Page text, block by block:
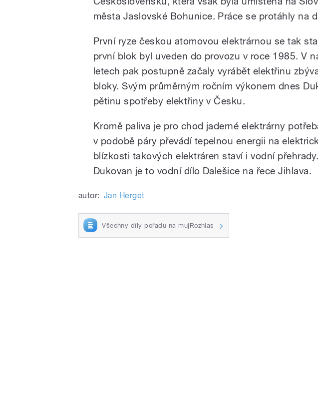
města Jaslovské Bohunice. Práce se protáhly na
První ryze českou atomovou elektrárnou se tak
první blok byl uveden do provozu v roce 1985. V
letech pak postupně začaly vyrábět elektřinu
bloky. Svým průměrným ročním výkonem dnes
pětinu spotřeby elektřiny v Česku.
Kromě paliva je pro chod jaderné elektrárny
v podobě páry převádí tepelnou energii na
blízkosti takových elektráren staví i vodní
Dukovan je to vodní dílo Dalešice na řece Jihlava.
autor: Jan Herget
Všechny díly pořadu na mujRozhlas